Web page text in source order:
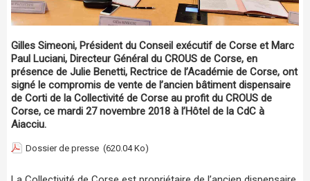
Gilles Simeoni, Président du Conseil exécutif de Corse et Marc
Paul Luciani, Directeur Général du CROUS de Corse, en
présence de Julie Benetti, Rectrice de l’Académie de Corse, ont
signé le compromis de vente de l’ancien bâtiment dispensaire
de Corti de la Collectivité de Corse au profit du CROUS de
Corse, ce mardi 27 novembre 2018 à l’Hôtel de la CdC à
Aiacciu.
Dossier de presse (620.04 Ko)